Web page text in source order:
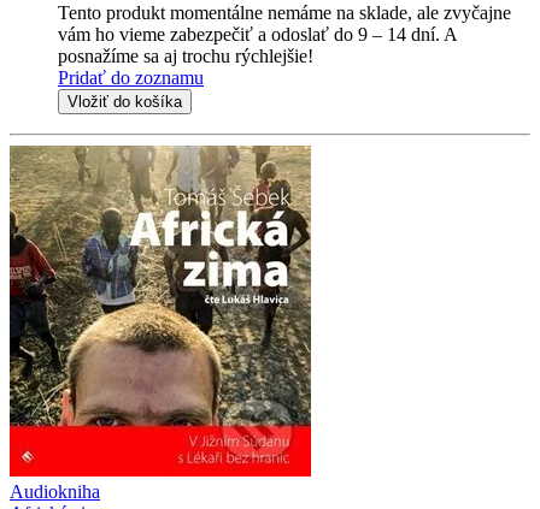
Tento produkt momentálne nemáme na sklade, ale zvyčajne
vám ho vieme zabezpečiť a odoslať do 9 – 14 dní. A
posnažíme sa aj trochu rýchlejšie!
Pridať do zoznamu
Vložiť do košíka
Audiokniha